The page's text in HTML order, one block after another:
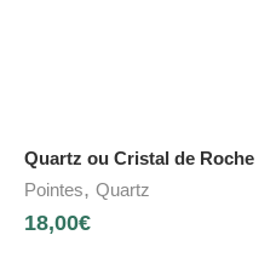
Quartz ou Cristal de Roche
Pointes, Quartz
18,00€